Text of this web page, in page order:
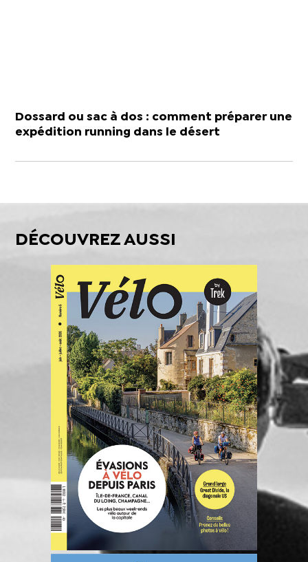
Dossard ou sac à dos : comment préparer une
expédition running dans le désert
DÉCOUVREZ AUSSI